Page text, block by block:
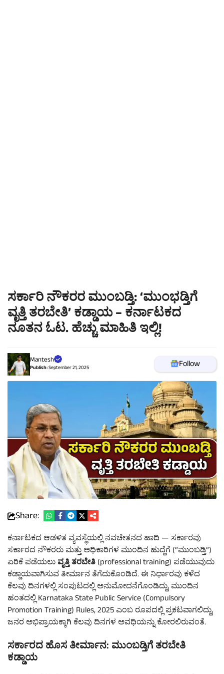
ಸರ್ಕಾರಿ ನೌಕರರ ಮುಂಬಡ್ತಿ: ‘ಮುಂಭಡ್ತಿಗೆ
ವೃತ್ತಿ ತರಬೇತಿ’ ಕಡ್ಡಾಯ – ಕರ್ನಾಟಕದ
ನೂತನ ಓಟ. ಹೆಚ್ಚು ಮಾಹಿತಿ ಇಲ್ಲಿ!
Mantesh
Publish:September 21, 2025 Follow
Share:
ಕರ್ನಾಟಕದ ಆಡಳಿತ ವ್ಯವಸ್ಥೆಯಲ್ಲಿ ನವಚೇತನದ ಹಾದಿ — ಸರ್ಕಾರವು
ಸರ್ಕಾರದ ನೌಕರರು ಮತ್ತು ಅಧಿಕಾರಿಗಳ ಮುಂದಿನ ಹುದ್ದೆಗೆ (“ಮುಂಬಡ್ತಿ”)
ಏರಿಕೆ ಪಡೆಯಲುವೃತ್ತಿ ತರಬೇತಿ(professional training) ಪಡೆಯುವುದು
ಕಡ್ಡಾಯವಾಗಿಸುವ ತೀರ್ಮಾನ ತೆಗೆದುಕೊಂಡಿದೆ. ಈ ನಿರ್ಧಾರವು ಕಳೆದ
ಕೆಲವು ದಿನಗಳಲ್ಲಿ ಸಂಪುಟದಲ್ಲಿ ಅನುಮೋದನೆಗೊಂಡಿದ್ದು, ಮುಂದಿನ
ಹಂತದಲ್ಲಿKarnataka State Public Service (Compulsory
Promotion Training) Rules, 2025ಎಂಬ ರೂಪದಲ್ಲಿ ಪ್ರಕಟವಾಗಲಿದ್ದು,
ಜನರ ಅಭಿಪ್ರಾಯಕ್ಕಾಗಿ ಕೆಲವು ದಿನಗಳ ಅವಧಿಯನ್ನು ಕೋರಲಿರುವಂತೆ.
ಸರ್ಕಾರದ ಹೊಸ ತೀರ್ಮಾನ: ಮುಂಬಡ್ತಿಗೆ ತರಬೇತಿ
ಕಡ್ಡಾಯ